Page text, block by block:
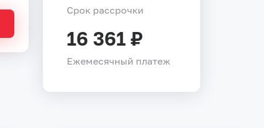
Срок рассрочки
16 361 ₽
Ежемесячный платеж